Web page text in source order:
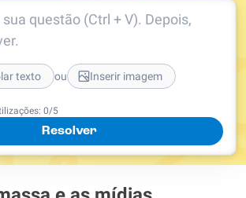
0/5
Resolver
questão (Ctrl + V). Depois,
texto ou Inserir imagem